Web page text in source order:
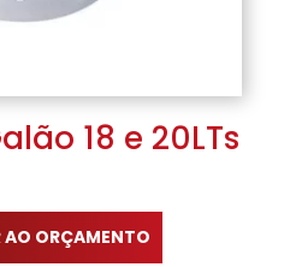
18 e 20LTs
ORÇAMENTO